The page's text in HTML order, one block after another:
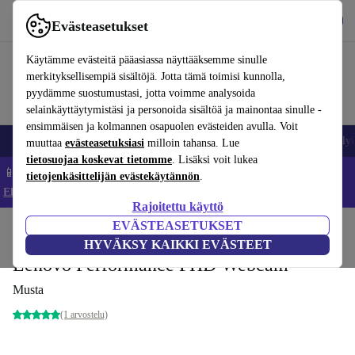
Evästeasetukset
Käytämme evästeitä pääasiassa näyttääksemme sinulle
merkityksellisempiä sisältöjä. Jotta tämä toimisi kunnolla,
pyydämme suostumustasi, jotta voimme analysoida
selainkäyttäytymistäsi ja personoida sisältöä ja mainontaa sinulle -
ensimmäisen ja kolmannen osapuolen evästeiden avulla. Voit
muuttaa evästeasetuksiasi milloin tahansa. Lue
tietosuojaa koskevat tietomme. Lisäksi voit lukea
tietojenkäsittelijän evästekäytännön.
Rajoitettu käyttö
EVÄSTEASETUKSET
HYVÄKSY KAIKKI EVÄSTEET
Käytä refurbed-palvelua nopeasti ja helposti
Matkapuhelimet ja älypuhelimet Kannettavat tietokoneet
📱 Säästä 5 % LISÄÄ iPhoneista – Koodi: IPHONEDEAL –
Ehdot ja säännöt
Kamerat
Lenovo Performance FHD Webcam
Musta
(1 arvostelu)